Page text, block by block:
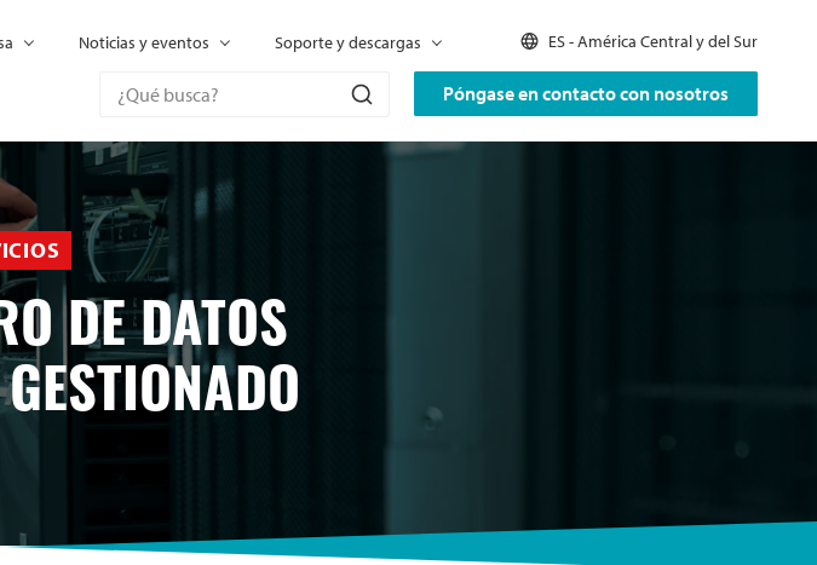
Póngase en contacto con nosotros
Noticias y eventos Soporte y descargas ES - América Central y del Sur
DE DATOS